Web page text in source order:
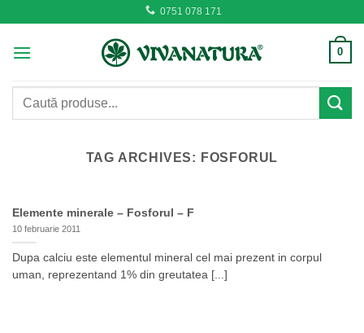
content
0751 078 171
0
Caută
TAG ARCHIVES: FOSFORUL
Elemente minerale – Fosforul – F
10 februarie 2011
Dupa calciu este elementul mineral cel mai prezent in corpul
uman, reprezentand 1% din greutatea [...]